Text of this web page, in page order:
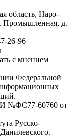
область, Наро-
Промышленная, д.
26-96
с мнением
Федеральной
№ФС77-60760 от
Русско-